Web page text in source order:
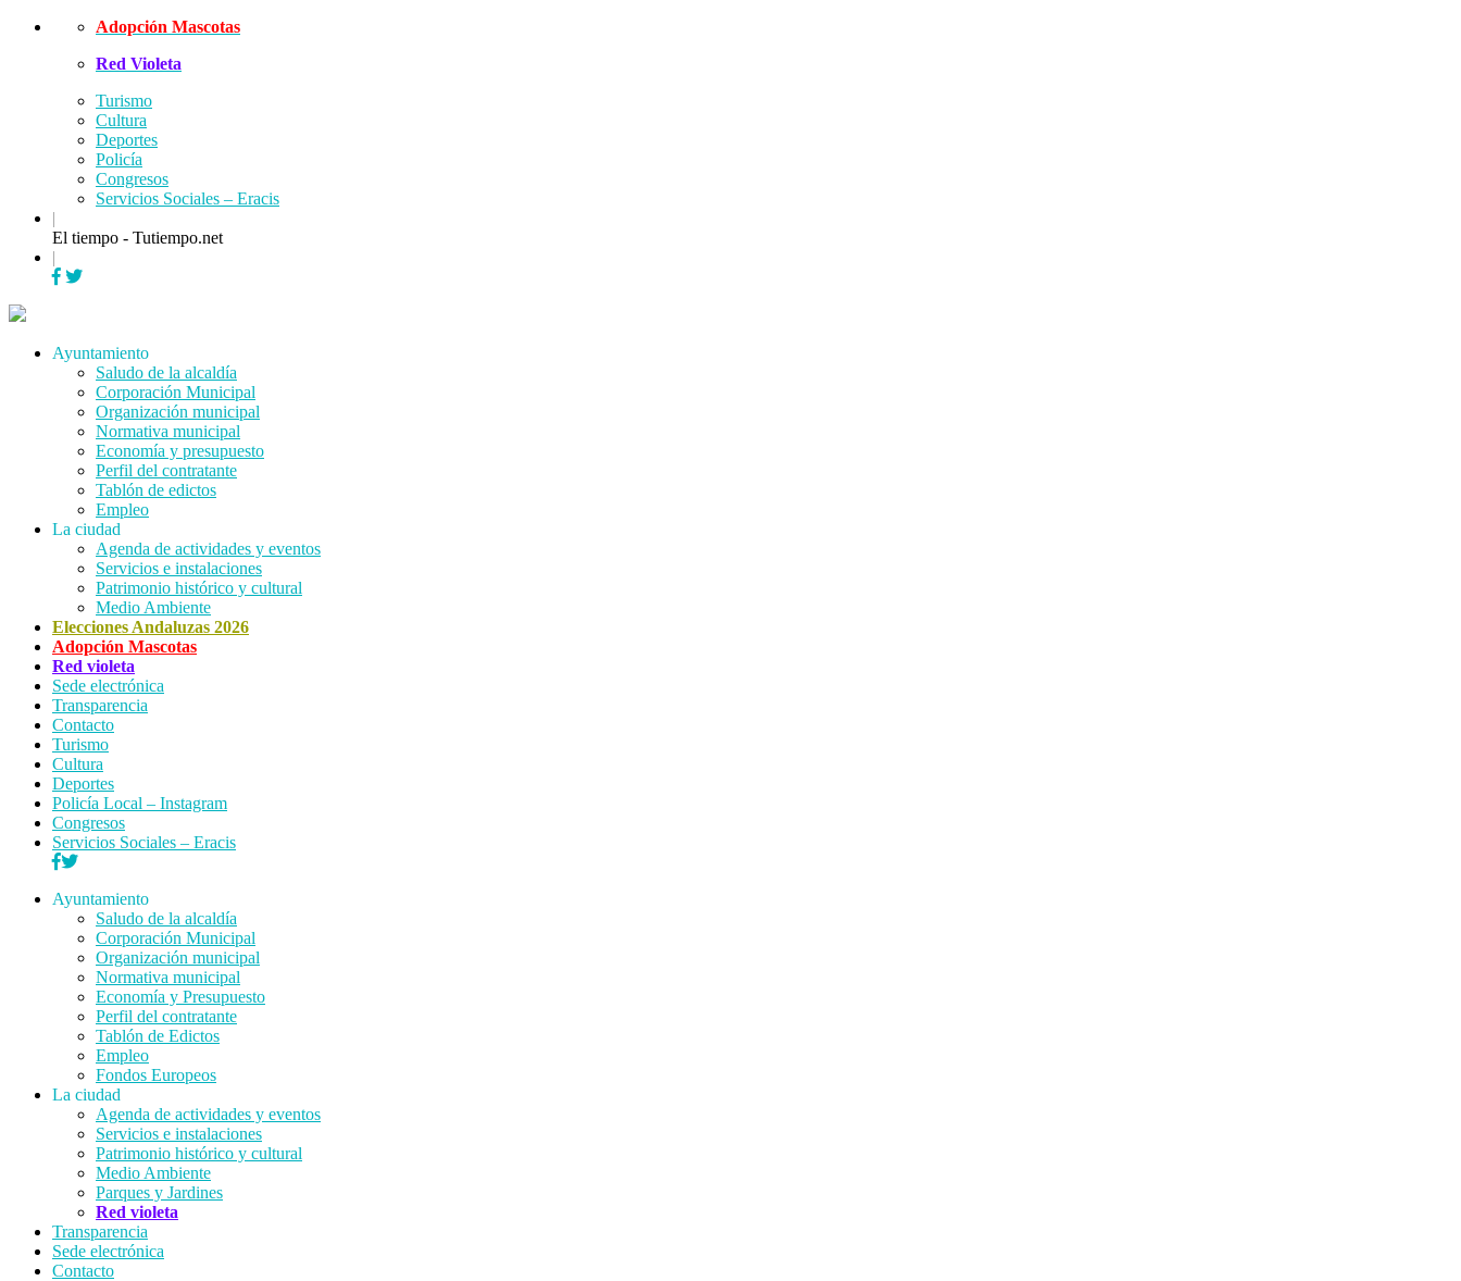
Skip
Adopción Mascotas
Red Violeta
Turismo
Cultura
Deportes
Policía
Congresos
Servicios Sociales – Eracis
|
El tiempo - Tutiempo.net
|
Menu
Ayuntamiento
Saludo de la alcaldía
Corporación Municipal
Organización municipal
Normativa municipal
Economía y presupuesto
Perfil del contratante
Tablón de edictos
Empleo
La ciudad
Agenda de actividades y eventos
Servicios e instalaciones
Patrimonio histórico y cultural
Medio Ambiente
Elecciones Andaluzas 2026
Adopción Mascotas
Red violeta
Sede electrónica
Transparencia
Contacto
Turismo
Cultura
Deportes
Policía Local – Instagram
Congresos
Servicios Sociales – Eracis
Ayuntamiento
Saludo de la alcaldía
Corporación Municipal
Organización municipal
Normativa municipal
Economía y Presupuesto
Perfil del contratante
Tablón de Edictos
Empleo
Fondos Europeos
La ciudad
Agenda de actividades y eventos
Servicios e instalaciones
Patrimonio histórico y cultural
Medio Ambiente
Parques y Jardines
Red violeta
Transparencia
Sede electrónica
Contacto